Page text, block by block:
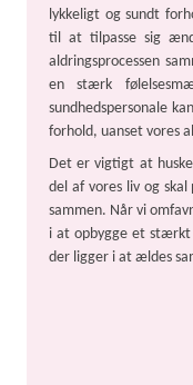
lykkeligt og sundt
til at tilpasse sig
aldringsprocessen
en stærk
sundhedspersonale
forhold, uanset vores
Det er vigtigt at
del af vores liv og
sammen. Når vi
i at opbygge et stærkt
der ligger i at ældes